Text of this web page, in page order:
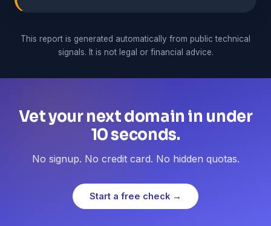
This report is generated automatically from public technical
signals. It is not legal or financial advice.
Vet your next domain in under
10 seconds.
No signup. No credit card. No hidden quotas.
Start a free check →